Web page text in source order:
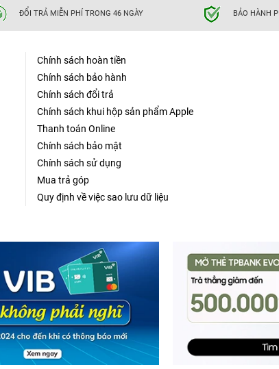
ĐỔI TRẢ MIỄN PHÍ TRONG 46 NGÀY BẢO HÀNH
Chính sách hoàn tiền
Chính sách bảo hành
Chính sách đổi trả
Chính sách khui hộp sản phẩm Apple
Thanh toán Online
Chính sách bảo mật
Chính sách sử dụng
Mua trả góp
Quy định về việc sao lưu dữ liệu